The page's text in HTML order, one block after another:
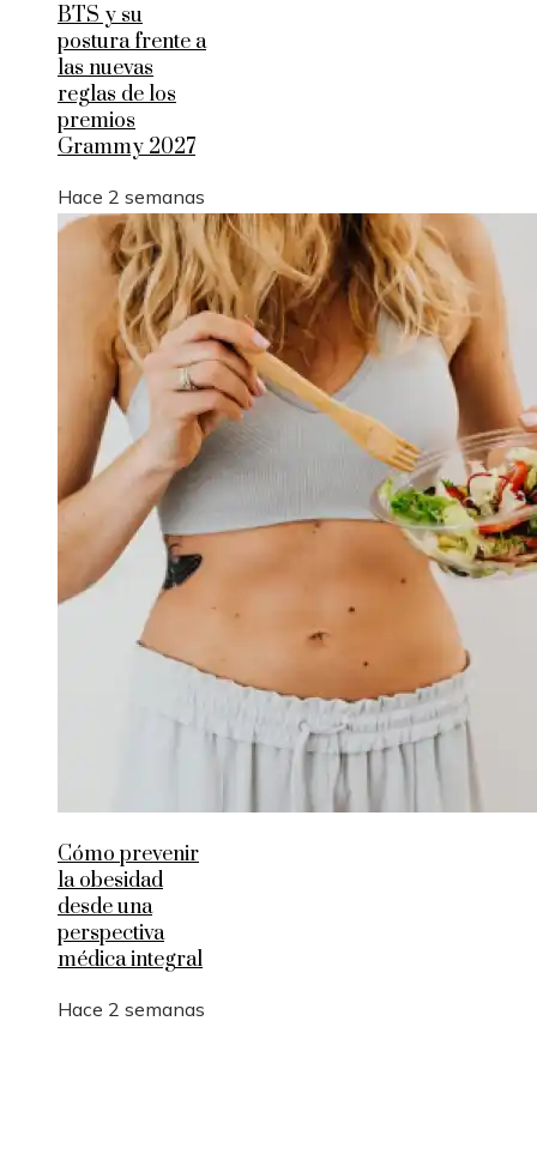
BTS y su
postura frente a
las nuevas
reglas de los
premios
Grammy 2027
Hace 2 semanas
Cómo prevenir
la obesidad
desde una
perspectiva
médica integral
Hace 2 semanas